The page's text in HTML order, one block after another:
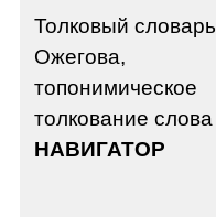
Толковый словарь
Ожегова,
топонимическое
толкование слова
НАВИГАТОР